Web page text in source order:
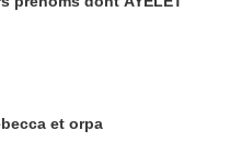
et orpa